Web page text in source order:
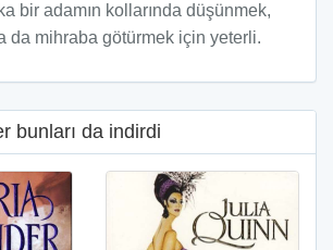
bir adamın kollarında düşünmek,
da mihraba götürmek için yeterli.
bunları da indirdi